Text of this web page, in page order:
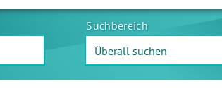
Suchbereich